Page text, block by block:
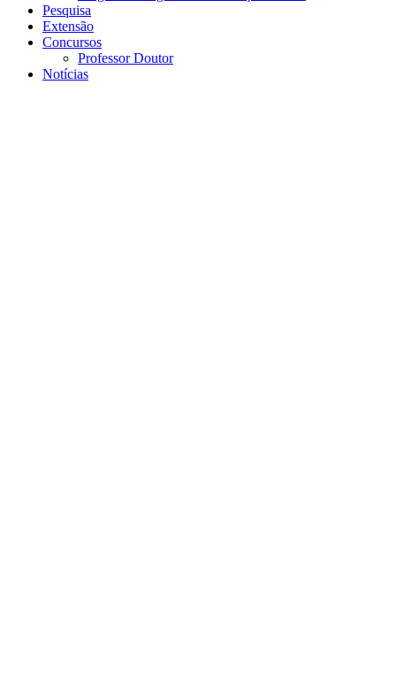
Pesquisa
Extensão
Concursos
Professor Doutor
Notícias